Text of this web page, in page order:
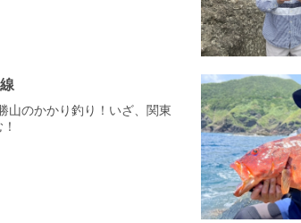
山のかかり釣り！いざ、関東